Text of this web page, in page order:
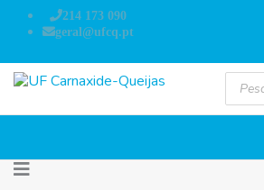
214 173 090
geral@ufcq.pt